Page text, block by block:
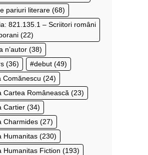
pariuri literare (68)
821.135.1 – Scriitori români
(22)
n’autor (38)
(36) debut (49)
Comănescu (24)
Cartea Românească (23)
Cartier (34)
Charmides (27)
Humanitas (230)
Humanitas Fiction (193)